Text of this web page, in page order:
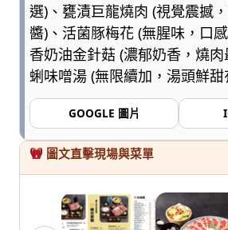
鬆
愛
桃。
選)、甕漬巨龍燒肉 (視覺震撼
醬)、活菌豚梅花 (無腥味，口
香奶油金針菇 (濃郁奶香，燒
蜊味噌湯 (無限續加，湯頭鮮甜
GOOGLE 圖片
圖文直擊現場與菜單